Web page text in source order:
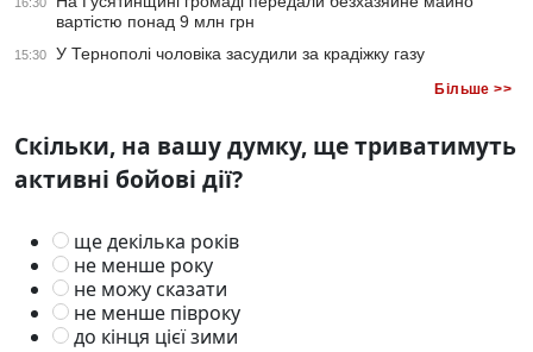
вартістю понад 9 млн грн
15:30 У Тернополі чоловіка засудили за крадіжку газу
Більше >>
Скільки, на вашу думку, ще триватимуть
активні бойові дії?
ще декілька років
не менше року
не можу сказати
не менше півроку
до кінця цієї зими